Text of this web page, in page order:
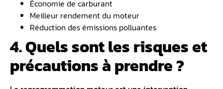
Économie de carburant
Meilleur rendement du moteur
Réduction des émissions polluantes
4. Quels sont les risques et
précautions à prendre ?